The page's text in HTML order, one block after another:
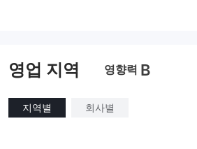
영업 지역 영향력 B
지역별 회사별